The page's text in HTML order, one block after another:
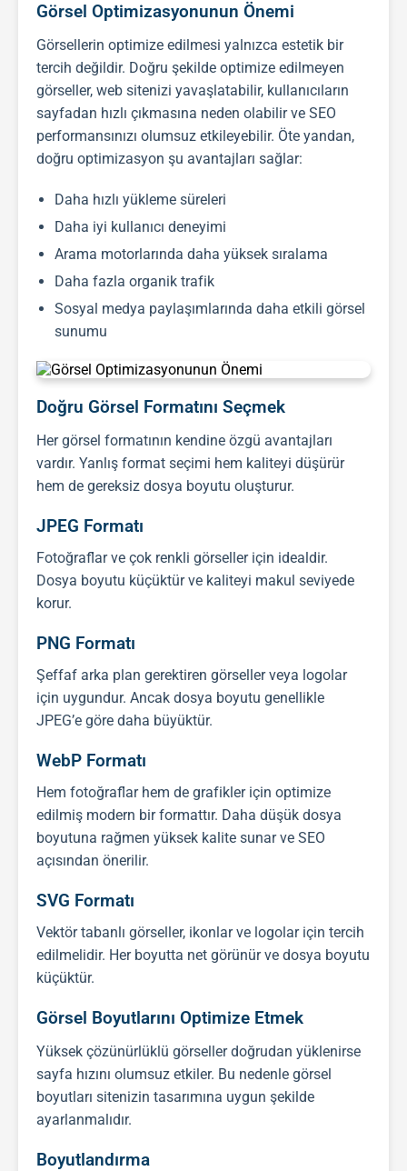
Görsel Optimizasyonunun Önemi
Görsellerin optimize edilmesi yalnızca estetik bir
tercih değildir. Doğru şekilde optimize edilmeyen
görseller, web sitenizi yavaşlatabilir, kullanıcıların
sayfadan hızlı çıkmasına neden olabilir ve SEO
performansınızı olumsuz etkileyebilir. Öte yandan,
doğru optimizasyon şu avantajları sağlar:
Daha hızlı yükleme süreleri
Daha iyi kullanıcı deneyimi
Arama motorlarında daha yüksek sıralama
Daha fazla organik trafik
Sosyal medya paylaşımlarında daha etkili görsel
sunumu
Doğru Görsel Formatını Seçmek
Her görsel formatının kendine özgü avantajları
vardır. Yanlış format seçimi hem kaliteyi düşürür
hem de gereksiz dosya boyutu oluşturur.
JPEG Formatı
Fotoğraflar ve çok renkli görseller için idealdir.
Dosya boyutu küçüktür ve kaliteyi makul seviyede
korur.
PNG Formatı
Şeffaf arka plan gerektiren görseller veya logolar
için uygundur. Ancak dosya boyutu genellikle
JPEG’e göre daha büyüktür.
WebP Formatı
Hem fotoğraflar hem de grafikler için optimize
edilmiş modern bir formattır. Daha düşük dosya
boyutuna rağmen yüksek kalite sunar ve SEO
açısından önerilir.
SVG Formatı
Vektör tabanlı görseller, ikonlar ve logolar için tercih
edilmelidir. Her boyutta net görünür ve dosya boyutu
küçüktür.
Görsel Boyutlarını Optimize Etmek
Yüksek çözünürlüklü görseller doğrudan yüklenirse
sayfa hızını olumsuz etkiler. Bu nedenle görsel
boyutları sitenizin tasarımına uygun şekilde
ayarlanmalıdır.
Boyutlandırma